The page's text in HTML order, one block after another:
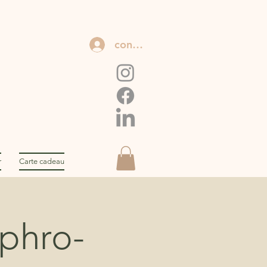
Carte cadeau
connexion